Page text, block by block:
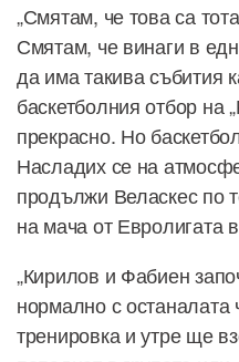
„Смятам, че това са
Смятам, че винаги в
да има такива събития
баскетболния отбор на
прекрасно. Но
Насладих се на
продължи Веласкес по
на мача от Евролигата
„Кирилов и Фабиен
нормално с
тренировка и утре ще